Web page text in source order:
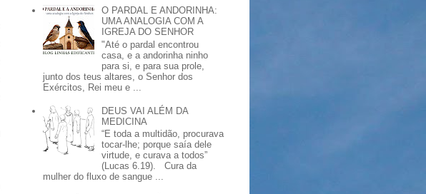
O PARDAL E ANDORINHA:
UMA ANALOGIA COM A
IGREJA DO SENHOR
"Até o pardal encontrou
casa, e a andorinha ninho
para si, e para sua prole,
junto dos teus altares, o Senhor dos
Exércitos, Rei meu e ...
DEUS VAI ALÉM DA
MEDICINA
“E toda a multidão, procurava
tocar-lhe; porque saía dele
virtude, e curava a todos”
(Lucas 6.19). Cura da
mulher do fluxo de sangue ...